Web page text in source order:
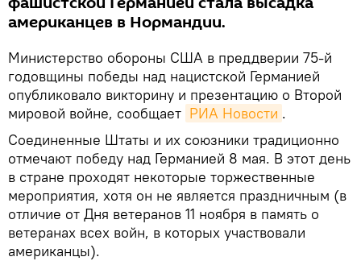
американцев в Нормандии.
Министерство обороны США в преддверии 75-й
годовщины победы над нацистской Германией
опубликовало викторину и презентацию о Второй
мировой войне, сообщает РИА Новости .
Соединенные Штаты и их союзники традиционно
отмечают победу над Германией 8 мая. В этот день
в стране проходят некоторые торжественные
мероприятия, хотя он не является праздничным (в
отличие от Дня ветеранов 11 ноября в память о
ветеранах всех войн, в которых участвовали
американцы).